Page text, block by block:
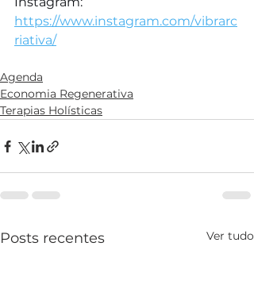
https://www.instagram.com/vibrarc
riativa/
Agenda
Economia Regenerativa
Terapias Holísticas
Posts recentes Ver tudo